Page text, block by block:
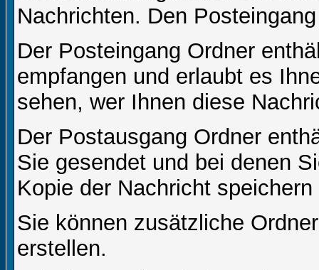
Nachrichten. Den
Der Posteingang Ordner
empfangen und erlaubt es
sehen, wer Ihnen diese
Der Postausgang Ordner
Sie gesendet und bei denen
Kopie der Nachricht
Sie können zusätzliche
erstellen.